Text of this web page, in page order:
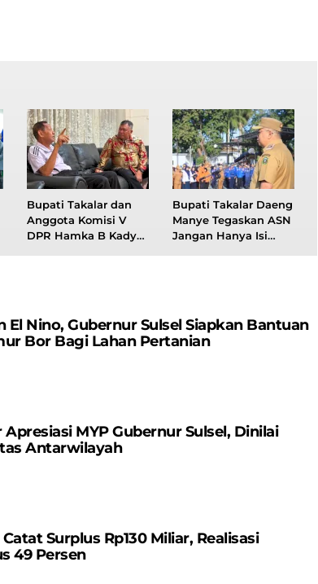
Bupati Takalar dan
Anggota Komisi V
DPR Hamka B Kady
Bupati Takalar Daeng
Manye Tegaskan ASN
Jangan Hanya Isi
Nino, Gubernur Sulsel Siapkan Bantuan
Bor Bagi Lahan Pertanian
MYP Gubernur Sulsel, Dinilai
Antarwilayah
Surplus Rp130 ​​Miliar, Realisasi
49 Persen